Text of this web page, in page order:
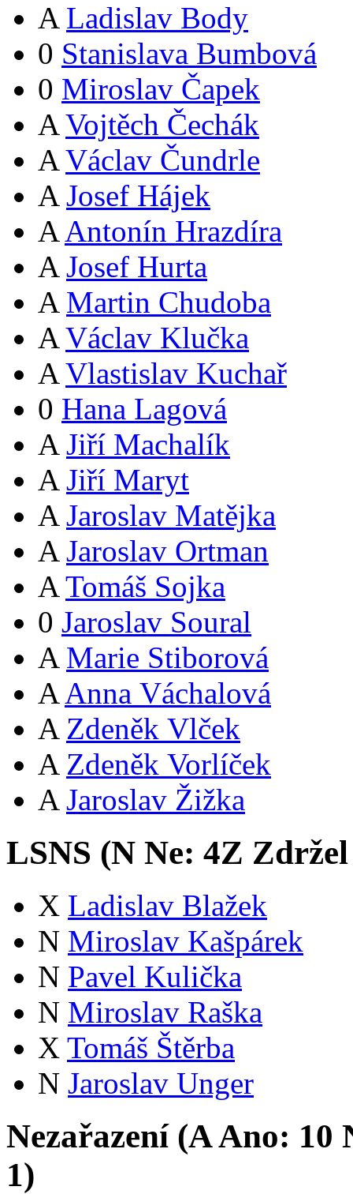
A Ladislav Body
0 Stanislava Bumbová
0 Miroslav Čapek
A Vojtěch Čechák
A Václav Čundrle
A Josef Hájek
A Antonín Hrazdíra
A Josef Hurta
A Martin Chudoba
A Václav Klučka
A Vlastislav Kuchař
0 Hana Lagová
A Jiří Machalík
A Jiří Maryt
A Jaroslav Matějka
A Jaroslav Ortman
A Tomáš Sojka
0 Jaroslav Soural
A Marie Stiborová
A Anna Váchalová
A Zdeněk Vlček
A Zdeněk Vorlíček
A Jaroslav Žižka
LSNS (N Ne: 4Z
X Ladislav Blažek
N Miroslav Kašpárek
N Pavel Kulička
N Miroslav Raška
X Tomáš Štěrba
N Jaroslav Unger
Nezařazení (AAno: 10
1)